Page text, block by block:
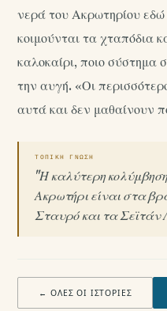
νερά του Ακρωτηρίου εδώ
κοιμούνται τα χταπόδια
καλοκαίρι, ποιο σύστημα
την αυγή. «Οι
αυτά και δεν μαθαίνουν
ΤΟΠΙΚΉ ΓΝΏΣΗ
"Η καλύτερη
Ακρωτήρι είναι στα
Σταυρό και τα Σεϊτάν
← ΌΛΕΣ ΟΙ ΙΣΤΟΡΊΕΣ